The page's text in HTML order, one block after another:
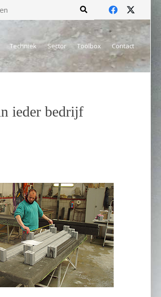
Techniek Sector Toolbox Contact
ieder bedrijf